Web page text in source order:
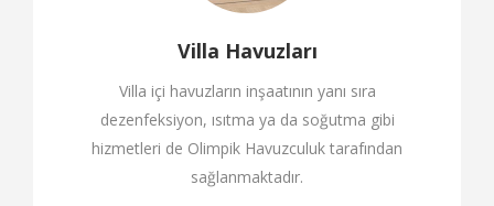
Villa Havuzları
Villa içi havuzların inşaatının yanı sıra
dezenfeksiyon, ısıtma ya da soğutma gibi
hizmetleri de Olimpik Havuzculuk tarafından
sağlanmaktadır.